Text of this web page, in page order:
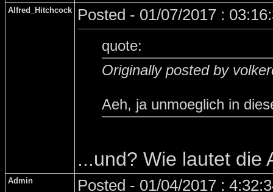
Alfred_Hitchcock Posted - 01/07/2017 :
quote:
Originally posted by
Aeh, ja unmoeglich in
...und? Wie lautet die
Admin Posted - 01/04/2017 :